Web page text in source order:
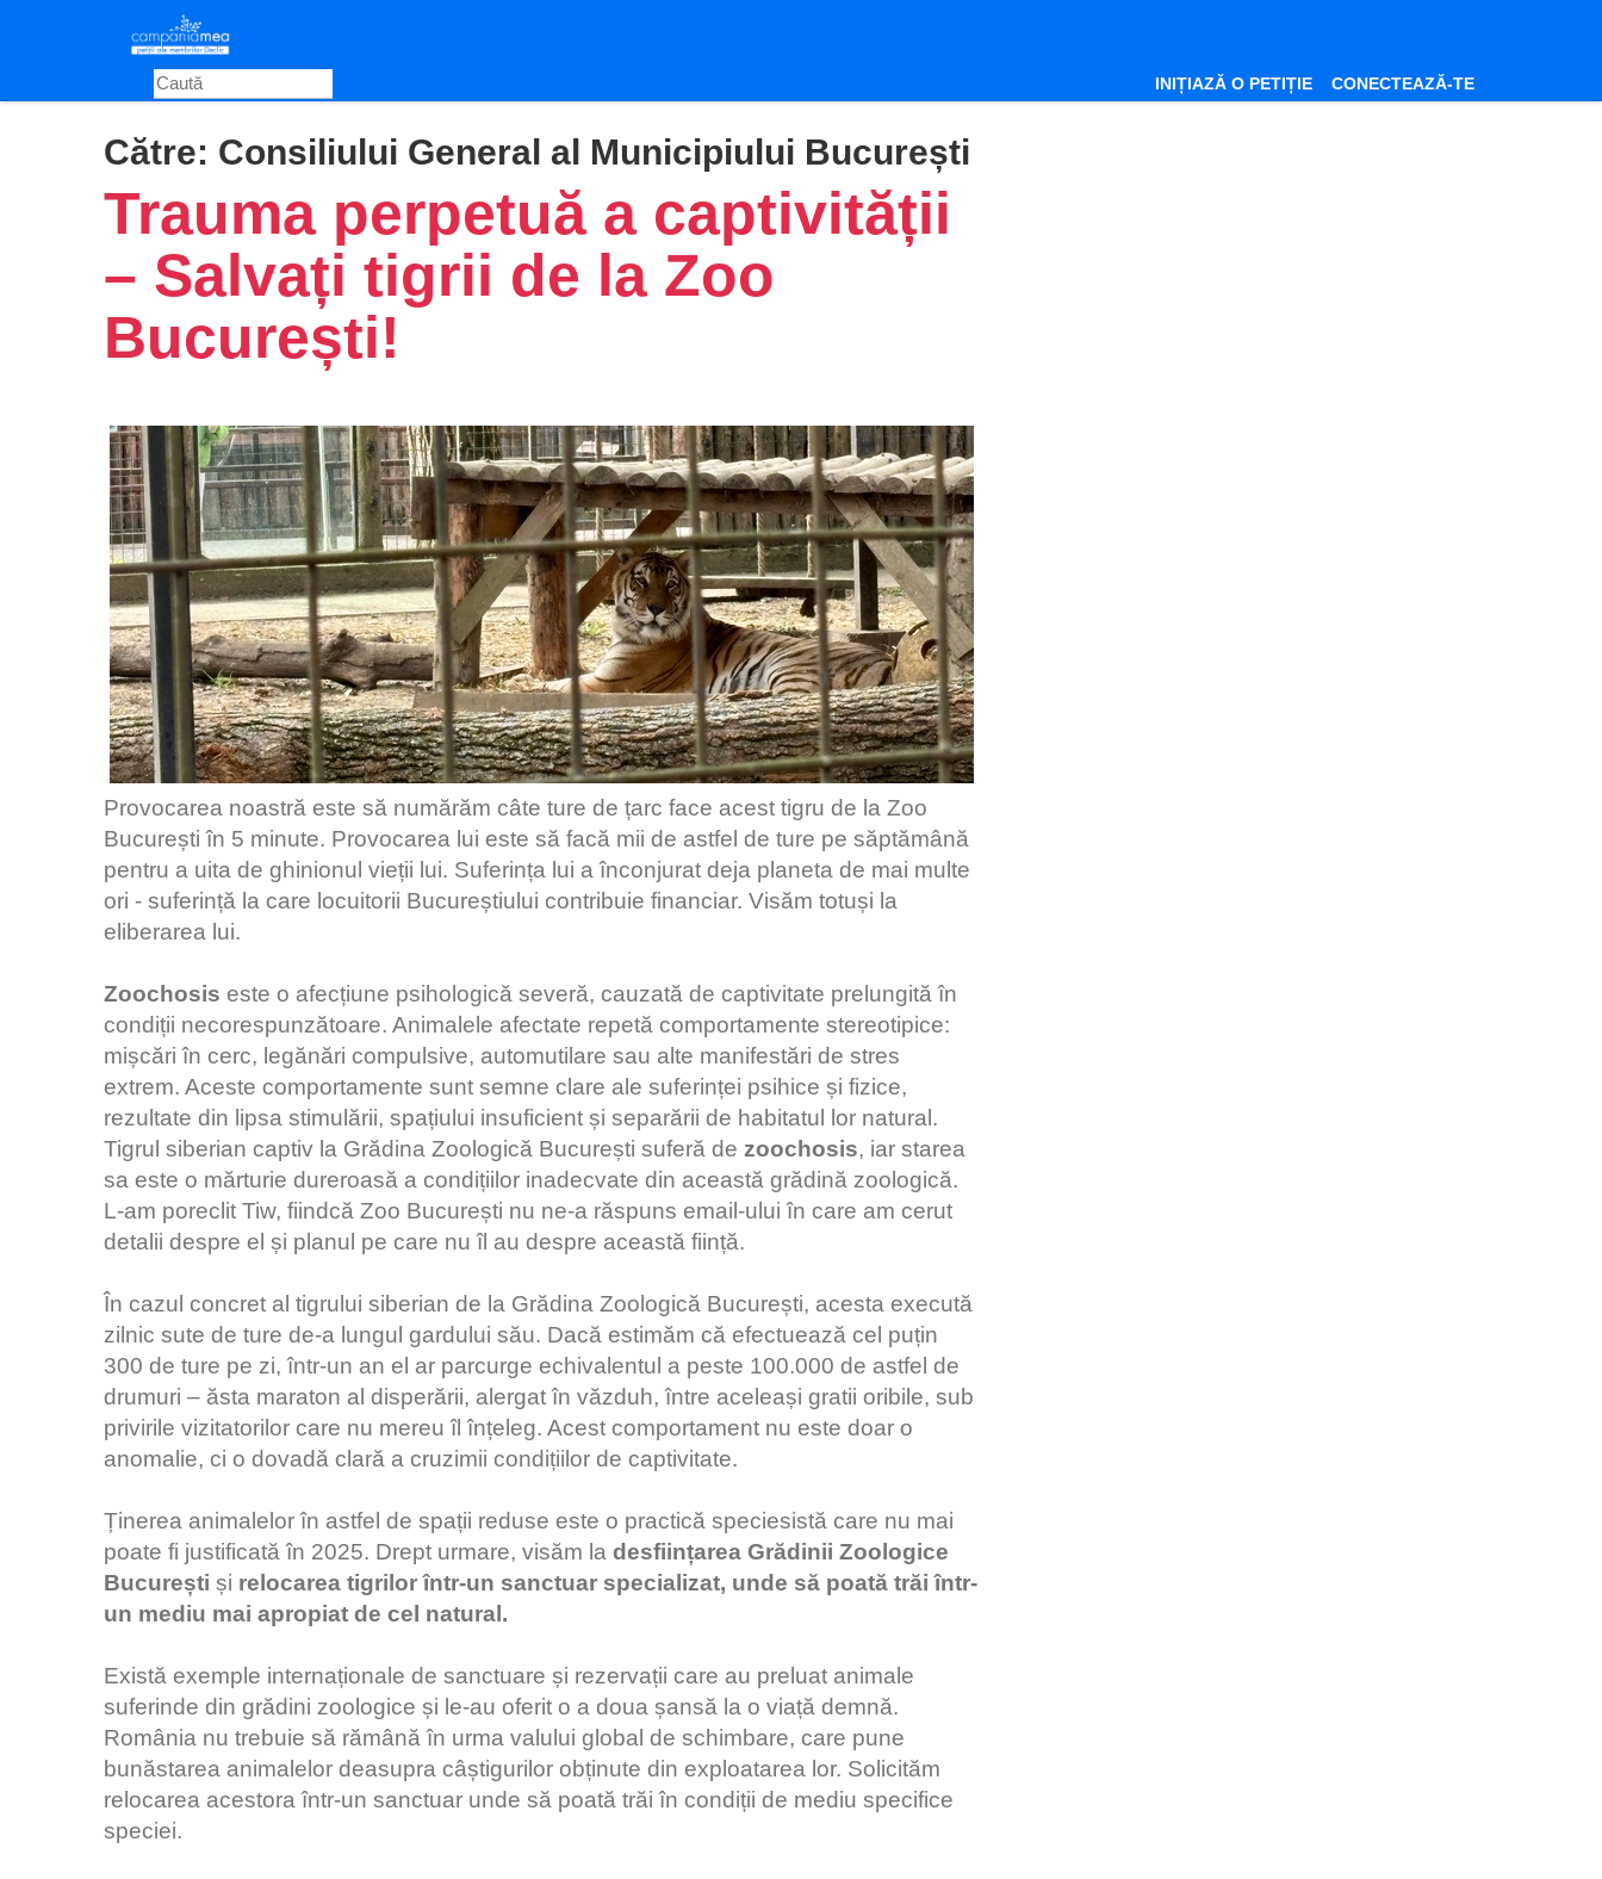
content
INIȚIAZĂ O PETIȚIE CONECTEAZĂ-TE
Către: Consiliului General al Municipiului București
Trauma perpetuă a captivității
– Salvați tigrii de la Zoo
București!
Provocarea noastră este să numărăm câte ture de țarc face acest tigru de la Zoo
București în 5 minute. Provocarea lui este să facă mii de astfel de ture pe săptămână
pentru a uita de ghinionul vieții lui. Suferința lui a înconjurat deja planeta de mai multe
ori - suferință la care locuitorii Bucureștiului contribuie financiar. Visăm totuși la
eliberarea lui.
Zoochosis este o afecțiune psihologică severă, cauzată de captivitate prelungită în
condiții necorespunzătoare. Animalele afectate repetă comportamente stereotipice:
mișcări în cerc, legănări compulsive, automutilare sau alte manifestări de stres
extrem. Aceste comportamente sunt semne clare ale suferinței psihice și fizice,
rezultate din lipsa stimulării, spațiului insuficient și separării de habitatul lor natural.
Tigrul siberian captiv la Grădina Zoologică București suferă de zoochosis, iar starea
sa este o mărturie dureroasă a condițiilor inadecvate din această grădină zoologică.
L-am poreclit Tiw, fiindcă Zoo București nu ne-a răspuns email-ului în care am cerut
detalii despre el și planul pe care nu îl au despre această ființă.
În cazul concret al tigrului siberian de la Grădina Zoologică București, acesta execută
zilnic sute de ture de-a lungul gardului său. Dacă estimăm că efectuează cel puțin
300 de ture pe zi, într-un an el ar parcurge echivalentul a peste 100.000 de astfel de
drumuri – ăsta maraton al disperării, alergat în văzduh, între aceleași gratii oribile, sub
privirile vizitatorilor care nu mereu îl înțeleg. Acest comportament nu este doar o
anomalie, ci o dovadă clară a cruzimii condițiilor de captivitate.
Ținerea animalelor în astfel de spații reduse este o practică speciesistă care nu mai
poate fi justificată în 2025. Drept urmare, visăm la desființarea Grădinii Zoologice
București și relocarea tigrilor într-un sanctuar specializat, unde să poată trăi într-
un mediu mai apropiat de cel natural.
Există exemple internaționale de sanctuare și rezervații care au preluat animale
suferinde din grădini zoologice și le-au oferit o a doua șansă la o viață demnă.
România nu trebuie să rămână în urma valului global de schimbare, care pune
bunăstarea animalelor deasupra câștigurilor obținute din exploatarea lor. Solicităm
relocarea acestora într-un sanctuar unde să poată trăi în condiții de mediu specifice
speciei.